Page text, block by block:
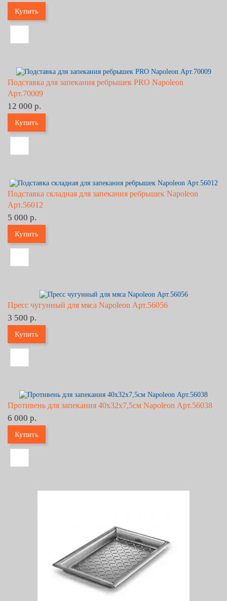
Купить
Подставка для запекания ребрышек PRO Napoleon
Арт.70009
12 000 р.
Купить
Подставка складная для запекания ребрышек Napoleon
Арт.56012
5 000 р.
Купить
Пресс чугунный для мяса Napoleon Арт.56056
3 500 р.
Купить
Противень для запекания 40х32х7,5см Napoleon Арт.56038
6 000 р.
Купить